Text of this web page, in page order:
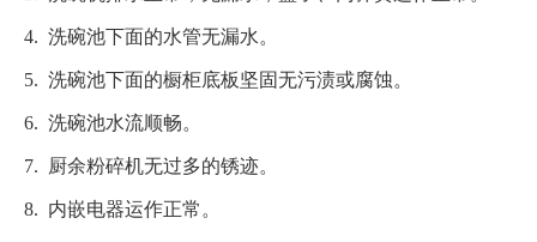
4. 洗碗池下面的水管无漏水。
5. 洗碗池下面的橱柜底板坚固无污渍或腐蚀。
6. 洗碗池水流顺畅。
7. 厨余粉碎机无过多的锈迹。
8. 内嵌电器运作正常。